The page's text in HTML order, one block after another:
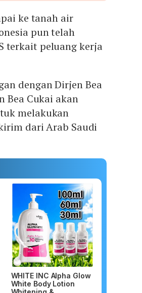
ke tanah air
pun telah
terkait peluang kerja
dengan Dirjen Bea
Bea Cukai akan
melakukan
dari Arab Saudi
WHITE INC Alpha Glow
White Body Lotion